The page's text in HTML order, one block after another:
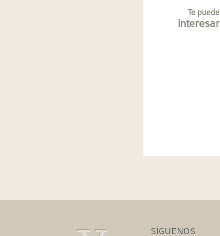
Te puede
interesar
SÍGUENOS